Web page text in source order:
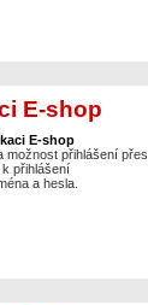
E-shop
E-shop
možnost přihlášení přes
k přihlášení
a hesla.